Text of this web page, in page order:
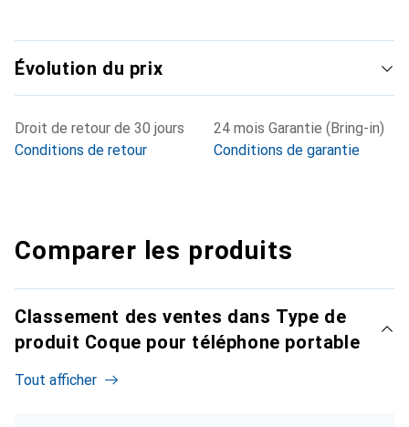
Évolution du prix
Droit de retour de 30 jours
Conditions de retour
24 mois Garantie (Bring-in)
Conditions de garantie
Comparer les produits
Classement des ventes dans Type de
produit Coque pour téléphone portable
Tout afficher